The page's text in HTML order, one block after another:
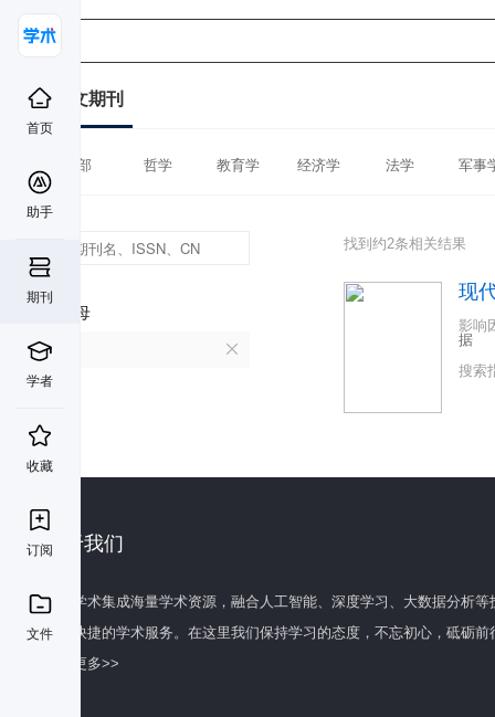
首页
助手
期刊
学者
收藏
订阅
文件
中文期刊
全部 哲学 教育学 经济学 法学 军事
首字母
X
找到约2条相关结果
现
影响
据
搜索
关于我们
百度学术集成海量学术资源，融合人工智能、深度学习、大数据分析
全面快捷的学术服务。在这里我们保持学习的态度，不忘初心，砥砺前
了解更多>>